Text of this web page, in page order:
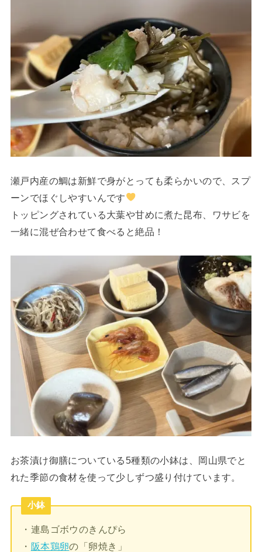
瀬戸内産の鯛は新鮮で身がとっても柔らかいので、スプ
ーンでほぐしやすいんです
トッピングされている大葉や甘めに煮た昆布、ワサビを
一緒に混ぜ合わせて食べると絶品！
お茶漬け御膳についている5種類の小鉢は、岡山県でと
れた季節の食材を使って少しずつ盛り付けています。
小鉢
・連島ゴボウのきんぴら
・ 阪本鶏卵の「卵焼き」